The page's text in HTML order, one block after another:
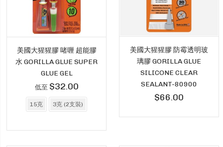
美國大猩猩膠 啫喱 超能膠
水 GORILLA GLUE SUPER
GLUE GEL
低至 $32.00
15克 3克 (2支裝)
美國大猩猩膠 防霉透明玻
璃膠 GORILLA GLUE
SILICONE CLEAR
SEALANT-80900
$66.00